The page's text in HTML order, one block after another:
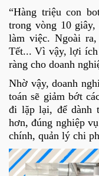
“Hàng triệu con
trong vòng 10
làm việc. Ngoài
Tết... Vì vậy, lợi ích
ràng cho doanh
Nhờ vậy, doanh
toán sẽ giảm bớt
đi lặp lại, để dành
hơn, đúng nghiệp
chính, quản lý chi